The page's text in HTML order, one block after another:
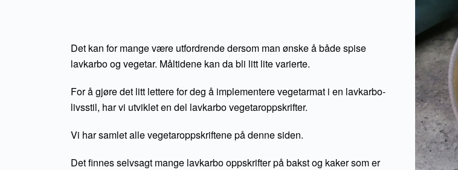
Det kan for mange være utfordrende dersom man ønske å både spise
lavkarbo og vegetar. Måltidene kan da bli litt lite varierte.
For å gjøre det litt lettere for deg å implementere vegetarmat i en lavkarbo-
livsstil, har vi utviklet en del lavkarbo vegetaroppskrifter.
Vi har samlet alle vegetaroppskriftene på denne siden.
Det finnes selvsagt mange lavkarbo oppskrifter på bakst og kaker som er